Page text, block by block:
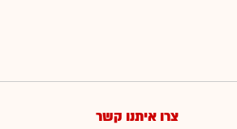
צרו איתנו קשר